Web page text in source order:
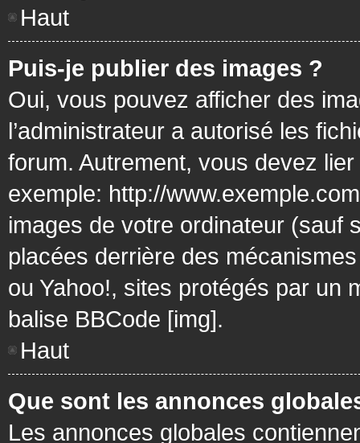
Haut
Puis-je publier des images ?
Oui, vous pouvez afficher des
l’administrateur a autorisé les
forum. Autrement, vous devez
exemple: http://
images de votre ordinateur (sauf
placées derrière des
ou Yahoo!, sites protégés par un
balise BBCode [img].
Haut
Que sont les annonces
Les annonces globales